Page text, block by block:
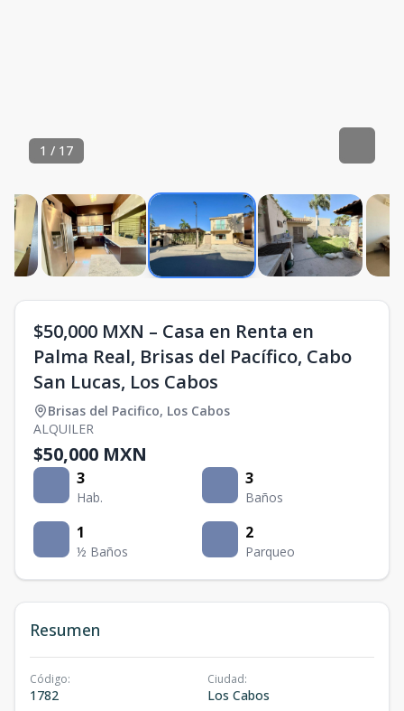
1 / 17
$50,000 MXN – Casa en Renta en
Palma Real, Brisas del Pacífico, Cabo
San Lucas, Los Cabos
Brisas del Pacifico, Los Cabos
ALQUILER
$50,000 MXN
3
Hab.
3
Baños
1
½ Baños
2
Parqueo
Resumen
Código:
1782
Ciudad:
Los Cabos